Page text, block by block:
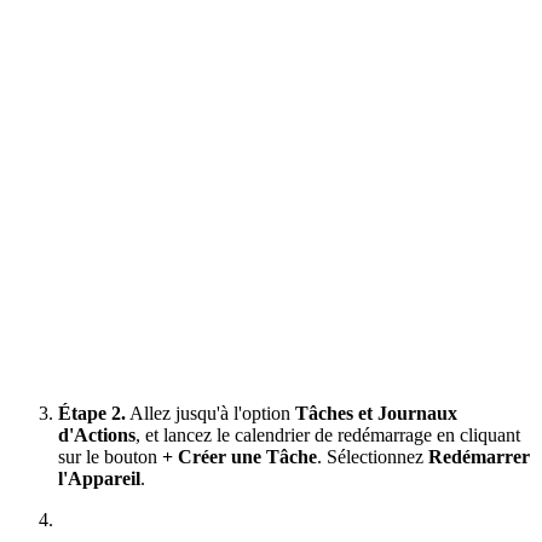
Étape 2. Allez jusqu'à l'option Tâches et Journaux
d'Actions, et lancez le calendrier de redémarrage en cliquant
sur le bouton + Créer une Tâche. Sélectionnez Redémarrer
l'Appareil.